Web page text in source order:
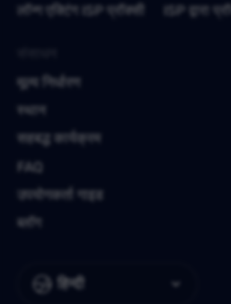
हिन्दी
लॉन्ग एक्टिंग ISP प्रॉक्सी
ISP द्वारा
मूल्य निर्धारण
स्थान
सहबद्ध कार्यक्रम
FAQ
उपयोगकर्ता गाइड
ब्लॉग